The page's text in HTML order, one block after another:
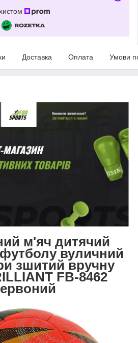
Доставка Оплата Умови
м'яч дитячий
вуличний
зшитий вручну
FB-8462